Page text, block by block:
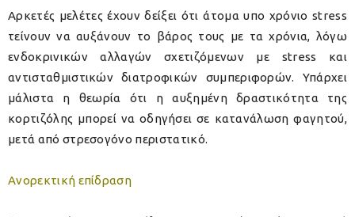
Αρκετές μελέτες έχουν δείξει ότι άτομα υπο χρόνιο stress
τείνουν να αυξάνουν το βάρος τους με τα χρόνια, λόγω
ενδοκρινικών αλλαγών σχετιζόμενων με stress και
αντισταθμιστικών διατροφικών συμπεριφορών. Υπάρχει
μάλιστα η θεωρία ότι η αυξημένη δραστικότητα της
κορτιζόλης μπορεί να οδηγήσει σε κατανάλωση φαγητού,
μετά από στρεσογόνο περιστατικό.
Ανορεκτική επίδραση